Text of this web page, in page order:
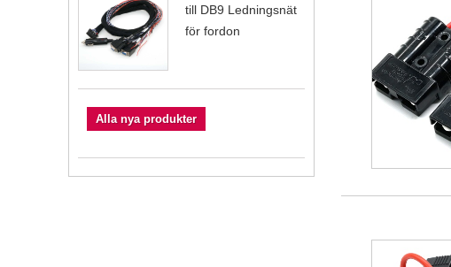
till DB9 Ledningsnät
för fordon
Alla nya produkter